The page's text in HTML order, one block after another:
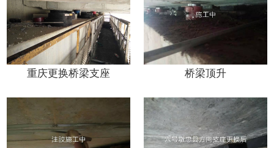
重庆更换桥梁支座 桥梁顶升